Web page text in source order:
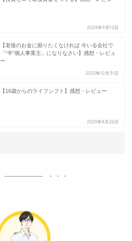
2024年9月12日
【老後のお金に困りたくなければ 今いる会社で
「“半”個人事業主」になりなさい】感想・レビュ
ー
2023年12月31日
【16歳からのライフシフト】感想・レビュー
2023年8月26日